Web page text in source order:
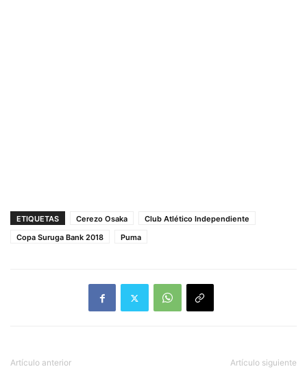
ETIQUETAS Cerezo Osaka
Club Atlético Independiente
Copa Suruga Bank 2018
Puma
Artículo anterior Artículo siguiente